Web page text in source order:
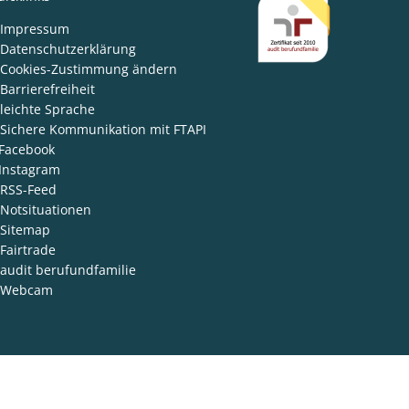
Impressum
Datenschutzerklärung
Cookies-Zustimmung ändern
Barrierefreiheit
leichte Sprache
Sichere Kommunikation mit FTAPI
Facebook
Instagram
RSS-Feed
Notsituationen
Sitemap
Fairtrade
audit berufundfamilie
Webcam